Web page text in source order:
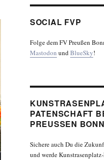
SOCIAL FVP
Folge dem FV Preußen
Mastodon undBlueSky!
PATENSCHAFT
PREUSSEN BONN!
Sichere auch Du die
und werde